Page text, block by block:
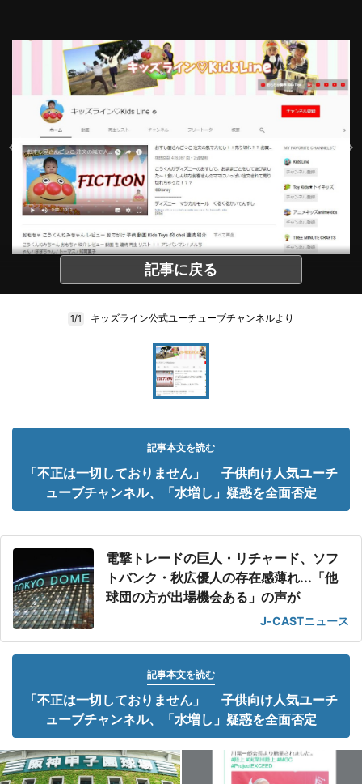
記事に戻る
1/1 キッズライン公式ユーチューブチャンネルより
記事本文を読む
「不正は一切しておりません」 子供向け人気ユーチ
ューブチャンネル、「水増し」疑惑を全面否定
電撃トレードの巨人・リチャード、ソフ
トバンク・秋広優人の存在感薄れ...「他
球団の方が出場機会ある」の声が
J-CASTニュース
記事本文を読む
「不正は一切しておりません」 子供向け人気ユーチ
ューブチャンネル、「水増し」疑惑を全面否定